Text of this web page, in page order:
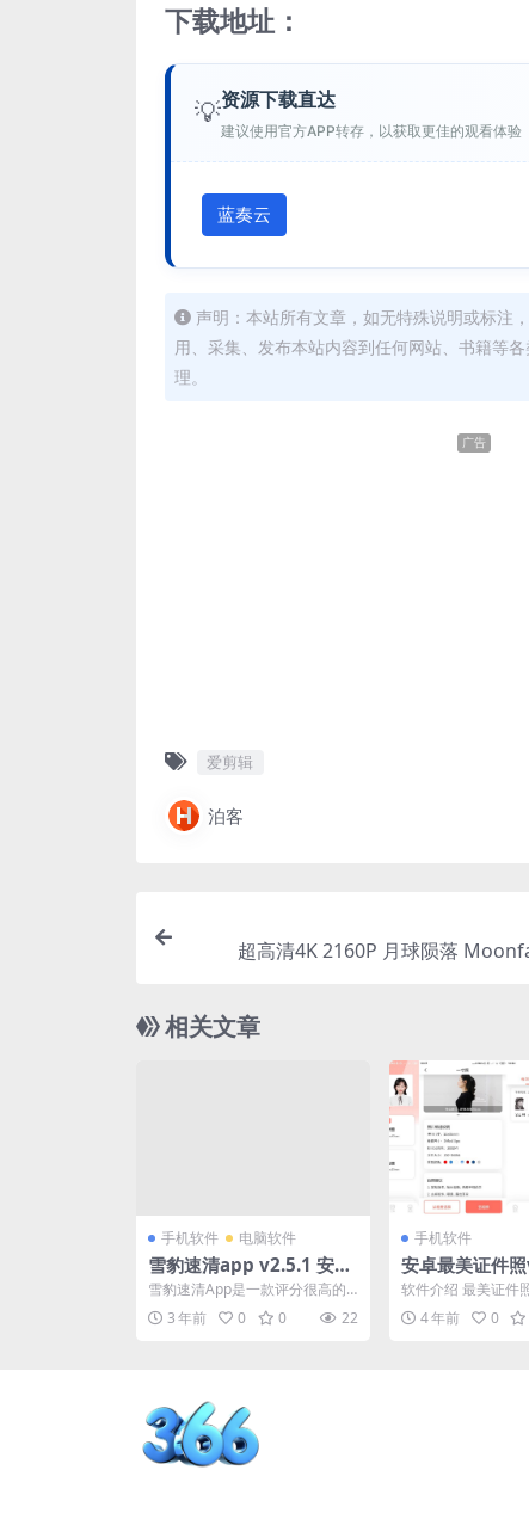
下载地址：
💡资源下载直达
建议使用官方APP转存，以获取更佳的观看体验
蓝奏云
声明：本站所有文章，如无特殊说明或标注
用、采集、发布本站内容到任何网站、书籍等
理。
广告
爱剪辑
泊客
超高清4K 2160P 月球陨落
相关文章
手机软件 电脑软件
雪豹速清app v2.5.1 安卓
13文件管理清理工具
雪豹速清App是一款评分很高的
免费安卓垃圾清理工具,特色功能
自动扫全盘,扫描速度...
3 年前 0 0 22
手机软件
安卓最美证件
购版
软件介绍 最美证件
可以免费制作证件
有“在线变更背景”、
4 年前 0